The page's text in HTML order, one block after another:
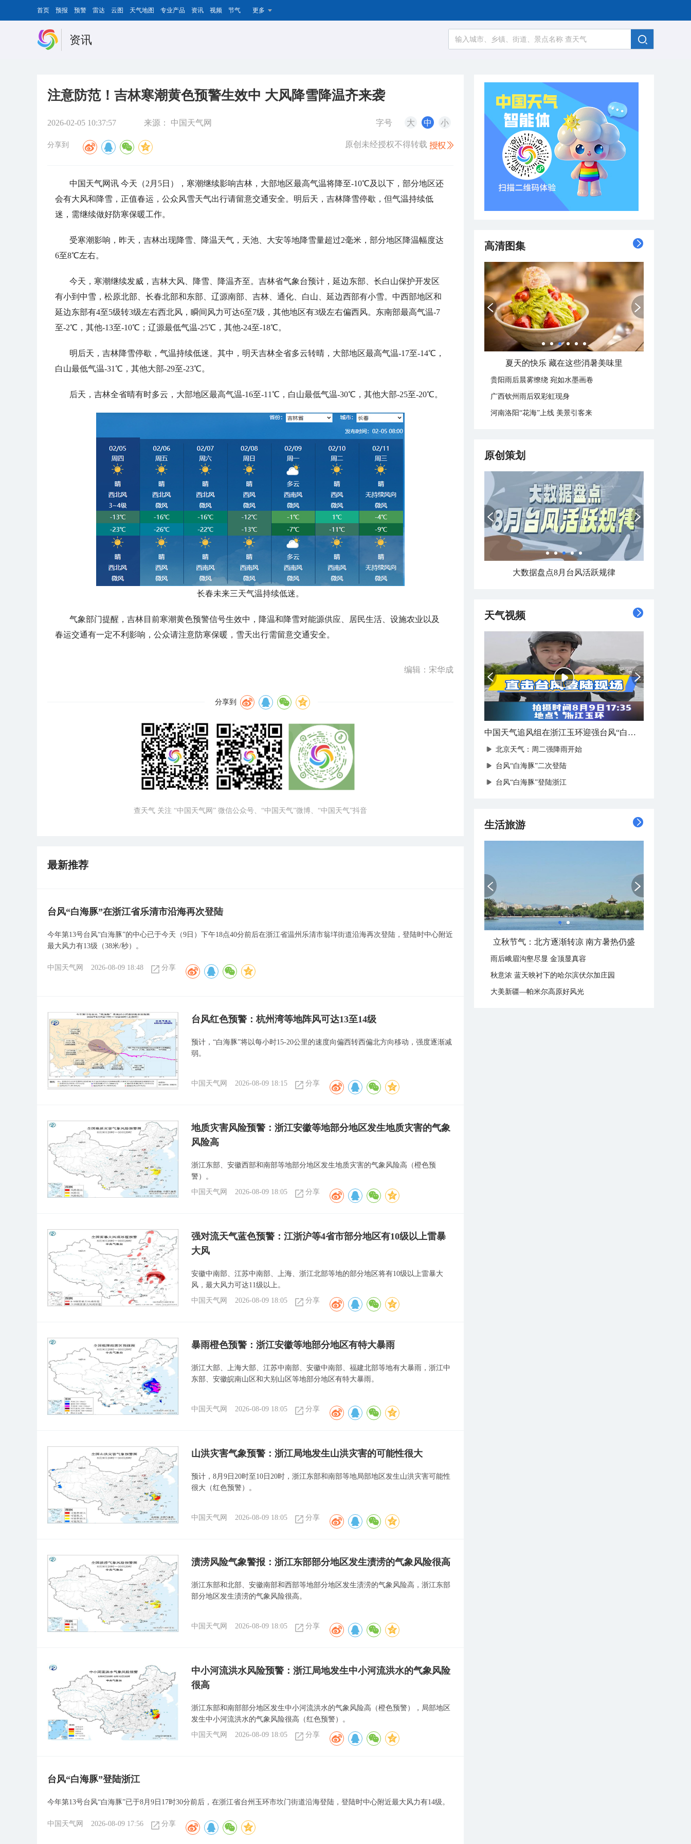
首页 预报 预警 雷达 云图 天气地图 专业产品 资讯 视频 节气 更多
资讯
注意防范！吉林寒潮黄色预警生效中 大风降雪降温齐来袭
2026-02-05 10:37:57 来源： 中国天气网 字号 大 中 小
分享到 原创未经授权不得转载
中国天气网讯 今天（2月5日），寒潮继续影响吉林，大部地区最高气温将降至-10℃及以下，部分地区还
会有大风和降雪，正值春运，公众风雪天气出行请留意交通安全。明后天，吉林降雪停歇，但气温持续低
迷，需继续做好防寒保暖工作。
受寒潮影响，昨天，吉林出现降雪、降温天气，天池、大安等地降雪量超过2毫米，部分地区降温幅度达
6至8℃左右。
今天，寒潮继续发威，吉林大风、降雪、降温齐至。吉林省气象台预计，延边东部、长白山保护开发区
有小到中雪，松原北部、长春北部和东部、辽源南部、吉林、通化、白山、延边西部有小雪。中西部地区和
延边东部有4至5级转3级左右西北风，瞬间风力可达6至7级，其他地区有3级左右偏西风。东南部最高气温-7
至-2℃，其他-13至-10℃；辽源最低气温-25℃，其他-24至-18℃。
明后天，吉林降雪停歇，气温持续低迷。其中，明天吉林全省多云转晴，大部地区最高气温-17至-14℃，
白山最低气温-31℃，其他大部-29至-23℃。
后天，吉林全省晴有时多云，大部地区最高气温-16至-11℃，白山最低气温-30℃，其他大部-25至-20℃。
长春未来三天气温持续低迷。
气象部门提醒，吉林目前寒潮黄色预警信号生效中，降温和降雪对能源供应、居民生活、设施农业以及
春运交通有一定不利影响，公众请注意防寒保暖，雪天出行需留意交通安全。
编辑：宋华成
分享到
查天气 关注 “中国天气网” 微信公众号、“中国天气”微博、“中国天气”抖音
最新推荐
台风“白海豚”在浙江省乐清市沿海再次登陆
今年第13号台风“白海豚”的中心已于今天（9日）下午18点40分前后在浙江省温州乐清市翁垟街道沿海再次登陆，登陆时中心附近
最大风力有13级（38米/秒）。
中国天气网 2026-08-09 18:48 分享
​台风红色预警：杭州湾等地阵风可达13至14级
预计，“白海豚”将以每小时15-20公里的速度向偏西转西偏北方向移动，强度逐渐减
弱。
中国天气网 2026-08-09 18:15 分享
地质灾害风险预警：浙江安徽等地部分地区发生地质灾害的气象
风险高
浙江东部、安徽西部和南部等地部分地区发生地质灾害的气象风险高（橙色预
警）。
中国天气网
2026-08-09 18:05 分享
强对流天气蓝色预警：江浙沪等4省市部分地区有10级以上雷暴
大风
安徽中南部、江苏中南部、上海、浙江北部等地的部分地区将有10级以上雷暴大
风，最大风力可达11级以上。
中国天气网
2026-08-09 18:05 分享
暴雨橙色预警：浙江安徽等地部分地区有特大暴雨
浙江大部、上海大部、江苏中南部、安徽中南部、福建北部等地有大暴雨，浙江中
东部、安徽皖南山区和大别山区等地部分地区有特大暴雨。
中国天气网 2026-08-09 18:05 分享
山洪灾害气象预警：浙江局地发生山洪灾害的可能性很大
预计，8月9日20时至10日20时，浙江东部和南部等地局部地区发生山洪灾害可能性
很大（红色预警）。
中国天气网 2026-08-09 18:05 分享
渍涝风险气象警报：浙江东部部分地区发生渍涝的气象风险很高
浙江东部和北部、安徽南部和西部等地部分地区发生渍涝的气象风险高，浙江东部
部分地区发生渍涝的气象风险很高。
中国天气网 2026-08-09 18:05 分享
中小河流洪水风险预警：浙江局地发生中小河流洪水的气象风险
很高
浙江东部和南部部分地区发生中小河流洪水的气象风险高（橙色预警），局部地区
发生中小河流洪水的气象风险很高（红色预警）。
中国天气网
2026-08-09 18:05 分享
台风“白海豚”登陆浙江
今年第13号台风“白海豚”已于8月9日17时30分前后，在浙江省台州玉环市坎门街道沿海登陆，登陆时中心附近最大风力有14级。
中国天气网 2026-08-09 17:56 分享
高清图集
夏天的快乐 藏在这些消暑美味里
贵阳雨后晨雾缭绕 宛如水墨画卷
广西钦州雨后双彩虹现身
河南洛阳“花海”上线 美景引客来
原创策划
大数据盘点8月台风活跃规律
天气视频
中国天气追风组在浙江玉环迎强台风“白海豚”登陆
北京天气：周二强降雨开始
台风“白海豚”二次登陆
台风“白海豚”登陆浙江
生活旅游
立秋节气：北方逐渐转凉 南方暑热仍盛
雨后峨眉沟壑尽显 金顶显真容
秋意浓 蓝天映衬下的哈尔滨伏尔加庄园
大美新疆—帕米尔高原好风光